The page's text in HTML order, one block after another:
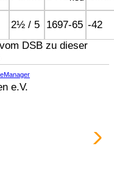
2½ / 5 1697-65 -42
DSB zu dieser
e.V.